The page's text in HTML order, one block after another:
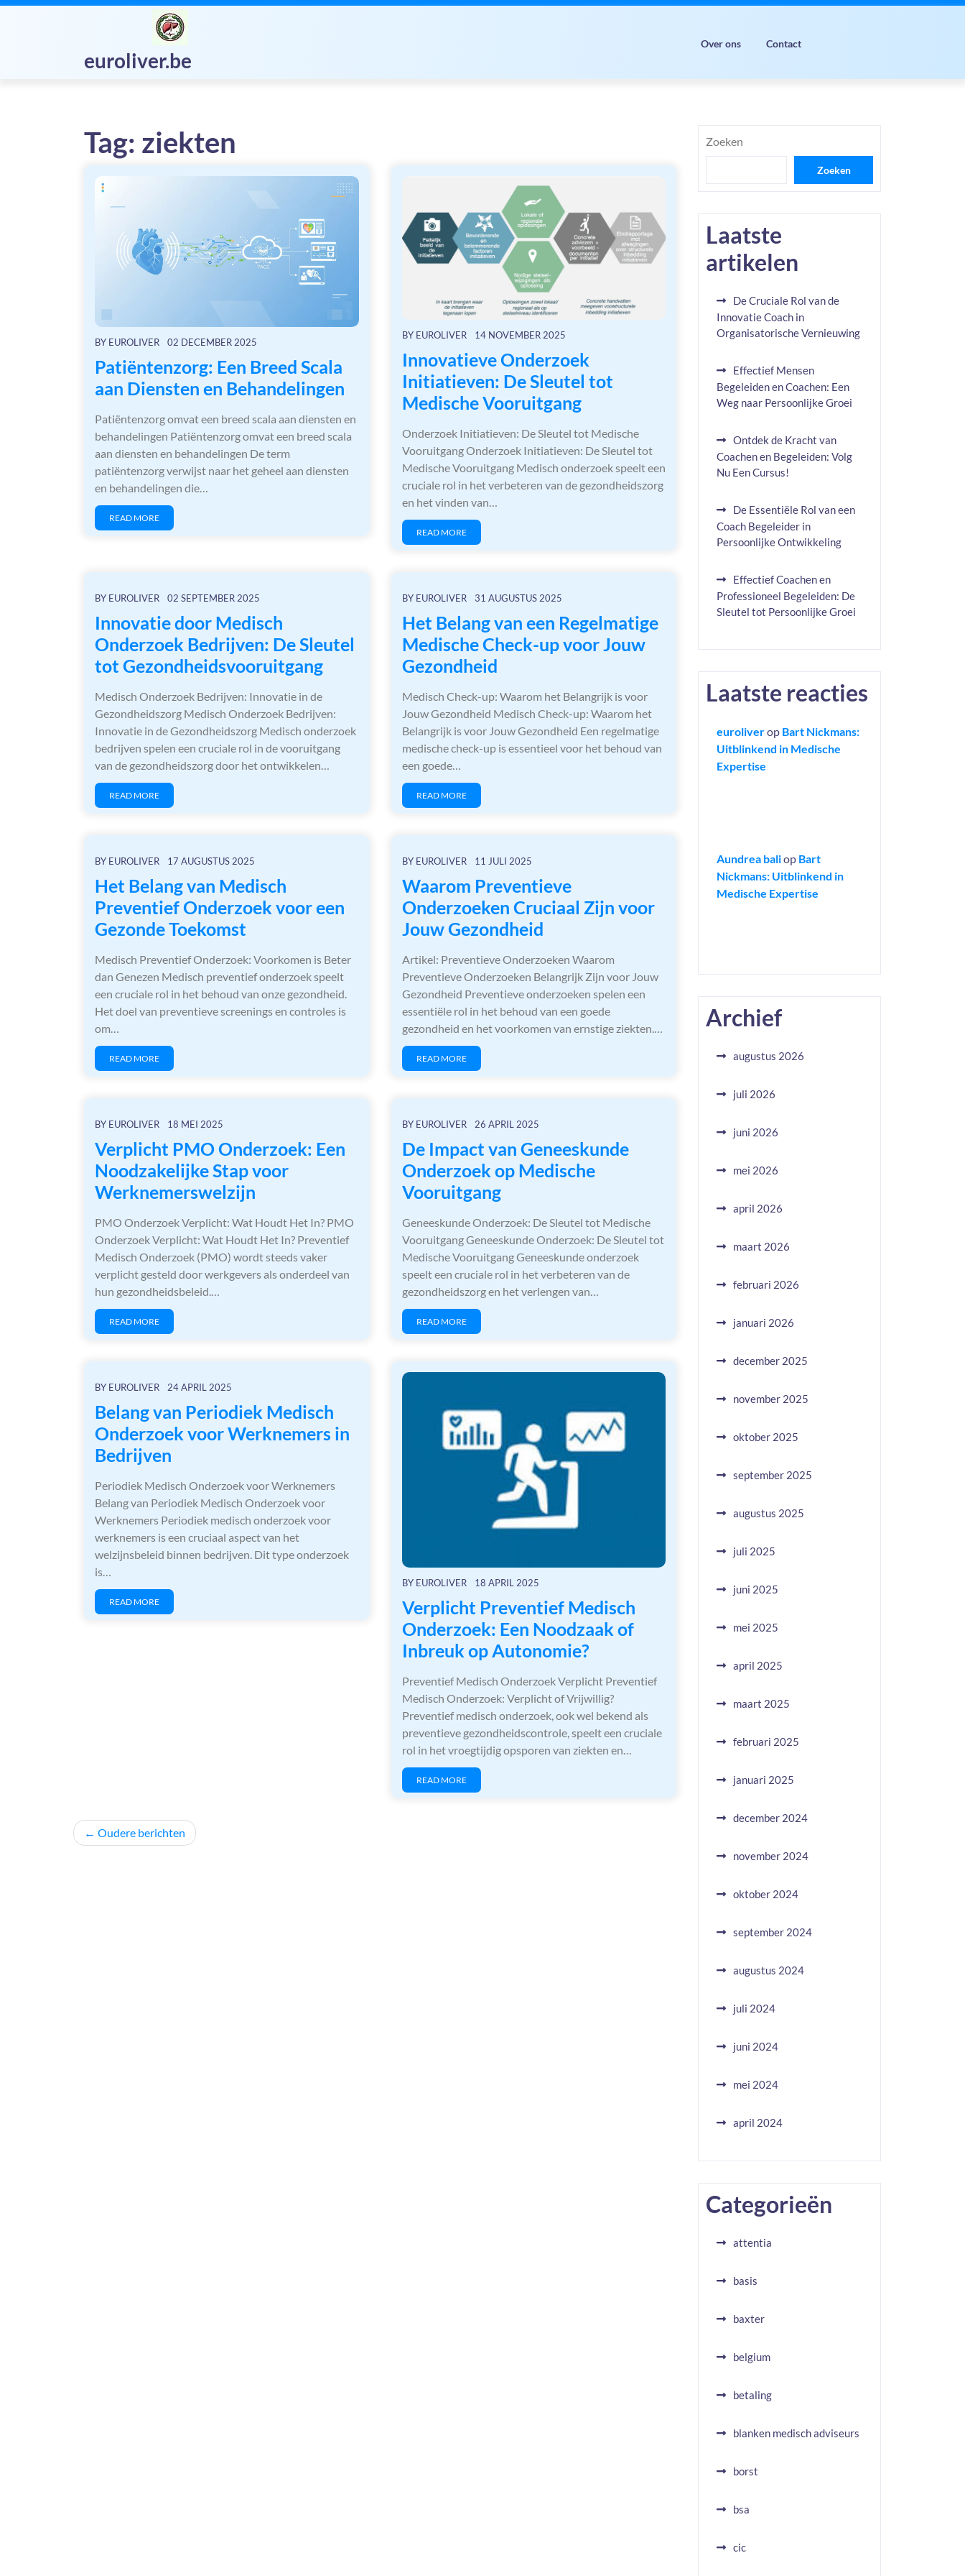
Skip
euroliver.be
Over ons Contact
Tag: ziekten
BY EUROLIVER 02 DECEMBER 2025
Patiëntenzorg: Een Breed Scala
aan Diensten en Behandelingen
Patiëntenzorg omvat een breed scala aan diensten en
behandelingen Patiëntenzorg omvat een breed scala
aan diensten en behandelingen De term
patiëntenzorg verwijst naar het geheel aan diensten
en behandelingen die…
READ MORE
BY EUROLIVER 14 NOVEMBER 2025
Innovatieve Onderzoek
Initiatieven: De Sleutel tot
Medische Vooruitgang
Onderzoek Initiatieven: De Sleutel tot Medische
Vooruitgang Onderzoek Initiatieven: De Sleutel tot
Medische Vooruitgang Medisch onderzoek speelt een
cruciale rol in het verbeteren van de gezondheidszorg
en het vinden van…
READ MORE
BY EUROLIVER 02 SEPTEMBER 2025
Innovatie door Medisch
Onderzoek Bedrijven: De Sleutel
tot Gezondheidsvooruitgang
Medisch Onderzoek Bedrijven: Innovatie in de
Gezondheidszorg Medisch Onderzoek Bedrijven:
Innovatie in de Gezondheidszorg Medisch onderzoek
bedrijven spelen een cruciale rol in de vooruitgang
van de gezondheidszorg door het ontwikkelen…
READ MORE
BY EUROLIVER 31 AUGUSTUS 2025
Het Belang van een Regelmatige
Medische Check-up voor Jouw
Gezondheid
Medisch Check-up: Waarom het Belangrijk is voor
Jouw Gezondheid Medisch Check-up: Waarom het
Belangrijk is voor Jouw Gezondheid Een regelmatige
medische check-up is essentieel voor het behoud van
een goede…
READ MORE
BY EUROLIVER 17 AUGUSTUS 2025
Het Belang van Medisch
Preventief Onderzoek voor een
Gezonde Toekomst
Medisch Preventief Onderzoek: Voorkomen is Beter
dan Genezen Medisch preventief onderzoek speelt
een cruciale rol in het behoud van onze gezondheid.
Het doel van preventieve screenings en controles is
om…
READ MORE
BY EUROLIVER 11 JULI 2025
Waarom Preventieve
Onderzoeken Cruciaal Zijn voor
Jouw Gezondheid
Artikel: Preventieve Onderzoeken Waarom
Preventieve Onderzoeken Belangrijk Zijn voor Jouw
Gezondheid Preventieve onderzoeken spelen een
essentiële rol in het behoud van een goede
gezondheid en het voorkomen van ernstige ziekten.…
READ MORE
BY EUROLIVER 18 MEI 2025
Verplicht PMO Onderzoek: Een
Noodzakelijke Stap voor
Werknemerswelzijn
PMO Onderzoek Verplicht: Wat Houdt Het In? PMO
Onderzoek Verplicht: Wat Houdt Het In? Preventief
Medisch Onderzoek (PMO) wordt steeds vaker
verplicht gesteld door werkgevers als onderdeel van
hun gezondheidsbeleid.…
READ MORE
BY EUROLIVER 26 APRIL 2025
De Impact van Geneeskunde
Onderzoek op Medische
Vooruitgang
Geneeskunde Onderzoek: De Sleutel tot Medische
Vooruitgang Geneeskunde Onderzoek: De Sleutel tot
Medische Vooruitgang Geneeskunde onderzoek
speelt een cruciale rol in het verbeteren van de
gezondheidszorg en het verlengen van…
READ MORE
BY EUROLIVER 24 APRIL 2025
Belang van Periodiek Medisch
Onderzoek voor Werknemers in
Bedrijven
Periodiek Medisch Onderzoek voor Werknemers
Belang van Periodiek Medisch Onderzoek voor
Werknemers Periodiek medisch onderzoek voor
werknemers is een cruciaal aspect van het
welzijnsbeleid binnen bedrijven. Dit type onderzoek
is…
READ MORE
BY EUROLIVER 18 APRIL 2025
Verplicht Preventief Medisch
Onderzoek: Een Noodzaak of
Inbreuk op Autonomie?
Preventief Medisch Onderzoek Verplicht Preventief
Medisch Onderzoek: Verplicht of Vrijwillig?
Preventief medisch onderzoek, ook wel bekend als
preventieve gezondheidscontrole, speelt een cruciale
rol in het vroegtijdig opsporen van ziekten en…
READ MORE
Berichtnavigatie
Oudere berichten
Zoeken
Zoeken
Laatste
artikelen
De Cruciale Rol van de
Innovatie Coach in
Organisatorische Vernieuwing
Effectief Mensen
Begeleiden en Coachen: Een
Weg naar Persoonlijke Groei
Ontdek de Kracht van
Coachen en Begeleiden: Volg
Nu Een Cursus!
De Essentiële Rol van een
Coach Begeleider in
Persoonlijke Ontwikkeling
Effectief Coachen en
Professioneel Begeleiden: De
Sleutel tot Persoonlijke Groei
Laatste reacties
euroliverop Bart Nickmans:
Uitblinkend in Medische
Expertise
Aundrea baliop Bart
Nickmans: Uitblinkend in
Medische Expertise
Archief
augustus 2026
juli 2026
juni 2026
mei 2026
april 2026
maart 2026
februari 2026
januari 2026
december 2025
november 2025
oktober 2025
september 2025
augustus 2025
juli 2025
juni 2025
mei 2025
april 2025
maart 2025
februari 2025
januari 2025
december 2024
november 2024
oktober 2024
september 2024
augustus 2024
juli 2024
juni 2024
mei 2024
april 2024
Categorieën
attentia
basis
baxter
belgium
betaling
blanken medisch adviseurs
borst
bsa
cic